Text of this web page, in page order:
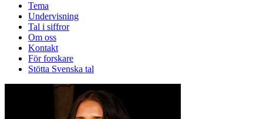
Tema
Undervisning
Tal i siffror
Om oss
Kontakt
För forskare
Stötta Svenska tal